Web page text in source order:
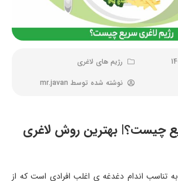
رژیم های لاغری
نوشته شده توسط mr.javan
چیست؟| بهترین روش لاغری
اندام دغدغه ی اغلب افرادی است که از